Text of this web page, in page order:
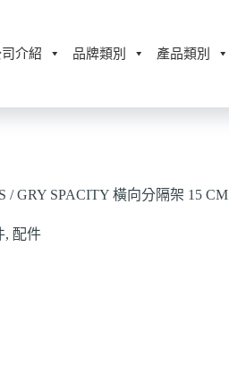
介紹 品牌類別 產品類別
/ GRY SPACITY 橫向分隔架 15 CM
, 配件